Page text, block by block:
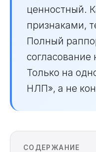
ценностный.
признаками,
Полный
согласование
Только на
НЛП», а не
СОДЕРЖАНИЕ